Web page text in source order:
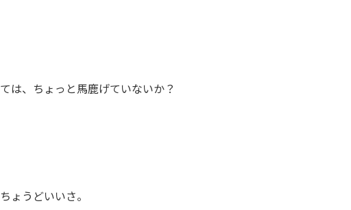
は、ちょっと馬鹿げていないか？
ょうどいいさ。